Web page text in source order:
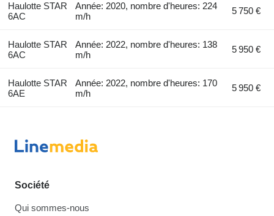
Haulotte STAR
6AC
Année: 2020, nombre d'heures: 224
m/h
5 750 €
Haulotte STAR
6AC
Année: 2022, nombre d'heures: 138
m/h
5 950 €
Haulotte STAR
6AE
Année: 2022, nombre d'heures: 170
m/h
5 950 €
Société
Qui sommes-nous